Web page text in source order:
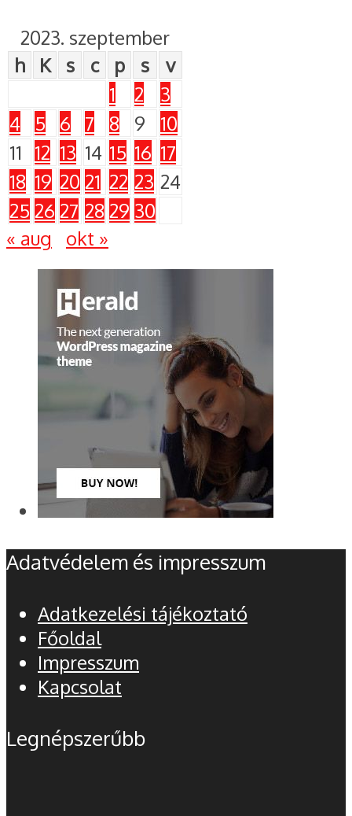
2023. szeptember
h
K s c p s
v
1
2
3
4
5 6 7 8 9
10
11
12 13 14 15 16 17
18 19 20 21 22 23 24
25 26 27 28 29 30
« aug
okt »
Adatvédelem és impresszum
Adatkezelési tájékoztató
Főoldal
Impresszum
Kapcsolat
Legnépszerűbb